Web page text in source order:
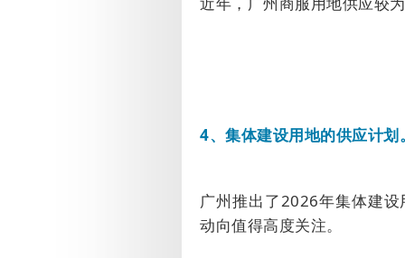
4、集体建设用地的供应计划
广州推出了2026年集体建
动向值得高度关注。